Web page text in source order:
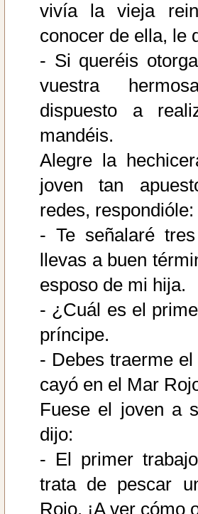
vivía la vieja
conocer de ella, le
- Si queréis
vuestra
dispuesto a
mandéis.
Alegre la
joven tan
redes, respondióle:
- Te señalaré
llevas a buen
esposo de mi hija.
- ¿Cuál es el
príncipe.
- Debes traerme
cayó en el Mar
Fuese el joven a
dijo:
- El primer
trata de pescar
Rojo. ¡A ver cómo